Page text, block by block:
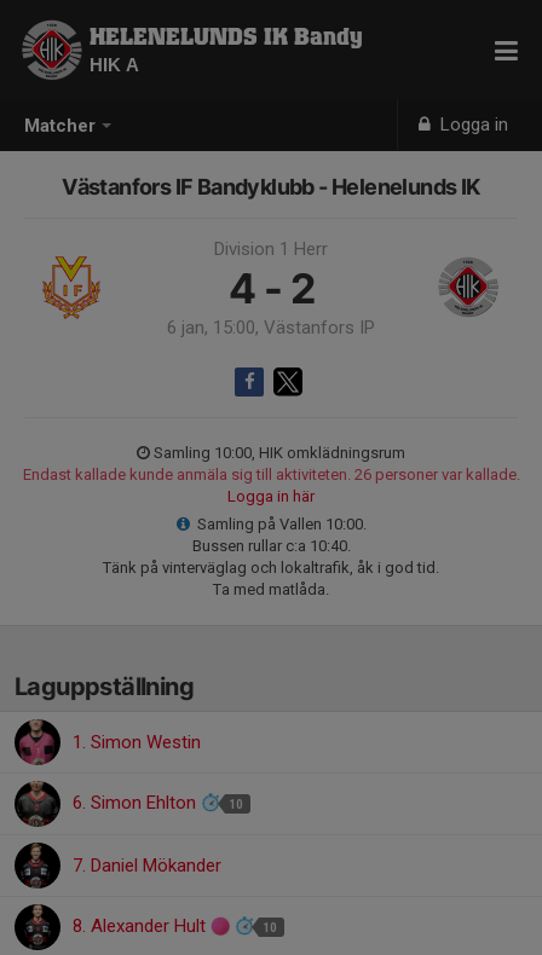
Matcher Logga in
HELENELUNDS IK Bandy
HIK A
Västanfors IF Bandyklubb - Helenelunds IK
Division 1 Herr
4 - 2
6 jan, 15:00, Västanfors IP
Samling 10:00, HIK omklädningsrum
Endast kallade kunde anmäla sig till aktiviteten. 26 personer var kallade.
Logga in här
Samling på Vallen 10:00.
Bussen rullar c:a 10:40.
Tänk på vinterväglag och lokaltrafik, åk i god tid.
Ta med matlåda.
Laguppställning
1. Simon Westin
6. Simon Ehlton 10
7. Daniel Mökander
8. Alexander Hult 10